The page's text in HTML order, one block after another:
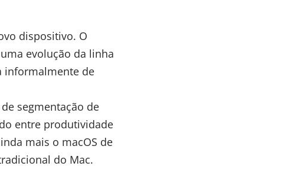
dispositivo. O
evolução da linha
informalmente de
segmentação de
entre produtividade
mais o macOS de
do Mac.